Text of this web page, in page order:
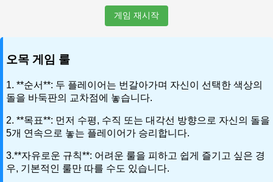
게임 재시작
오목 게임 룰
1. **순서**: 두 플레이어는 번갈아가며 자신이 선택한 색상의
돌을 바둑판의 교차점에 놓습니다.
2. **목표**: 먼저 수평, 수직 또는 대각선 방향으로 자신의 돌을
5개 연속으로 놓는 플레이어가 승리합니다.
3.**자유로운 규칙**: 어려운 룰을 피하고 쉽게 즐기고 싶은 경
우, 기본적인 룰만 따를 수도 있습니다.